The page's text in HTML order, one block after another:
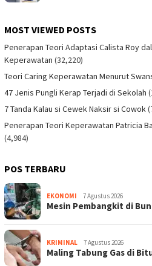
MOST VIEWED POSTS
Penerapan Teori Adaptasi Calista Roy
Keperawatan (32,220)
Teori Caring Keperawatan Menurut
47 Jenis Pungli Kerap Terjadi di Sekolah
7 Tanda Kalau si Cewek Naksir si Cowok
Penerapan Teori Keperawatan Patricia
(4,984)
POS TERBARU
EKONOMI 7 Agustus 2026
Mesin Pembangkit di
KRIMINAL 7 Agustus 2026
Maling Tabung Gas di